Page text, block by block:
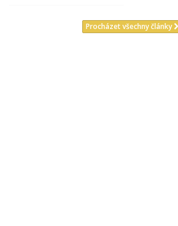
Procházet všechny články